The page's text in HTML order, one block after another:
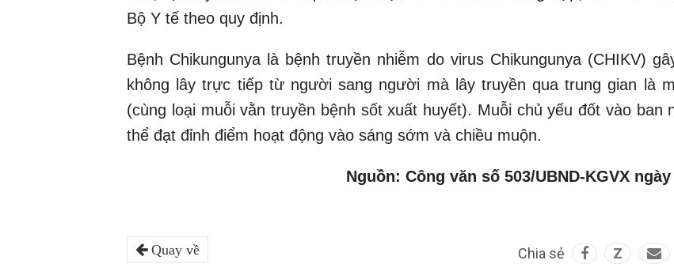
Bộ Y tế theo quy định.
Bệnh Chikungunya là bệnh truyền nhiễm do virus Chikungunya (CHIKV)
không lây trực tiếp từ người sang người mà lây truyền qua trung gian là
(cùng loại muỗi vằn truyền bệnh sốt xuất huyết). Muỗi chủ yếu đốt vào ban
thể đạt đỉnh điểm hoạt động vào sáng sớm và chiều muộn.
Nguồn: Công văn số 503/UBND-KGVX ngày
Quay về Chia sẻ Z